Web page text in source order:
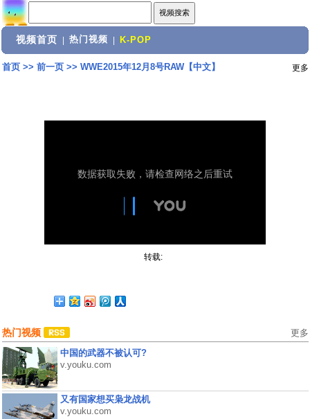
视频首页 热门视频 K-POP
首页>> 前一页>> WWE2015年12月8号RAW【中文】 更多
转载:
热门视频 更多
中国的武器不被认可?
v.youku.com
又有国家想买枭龙战机
v.youku.com